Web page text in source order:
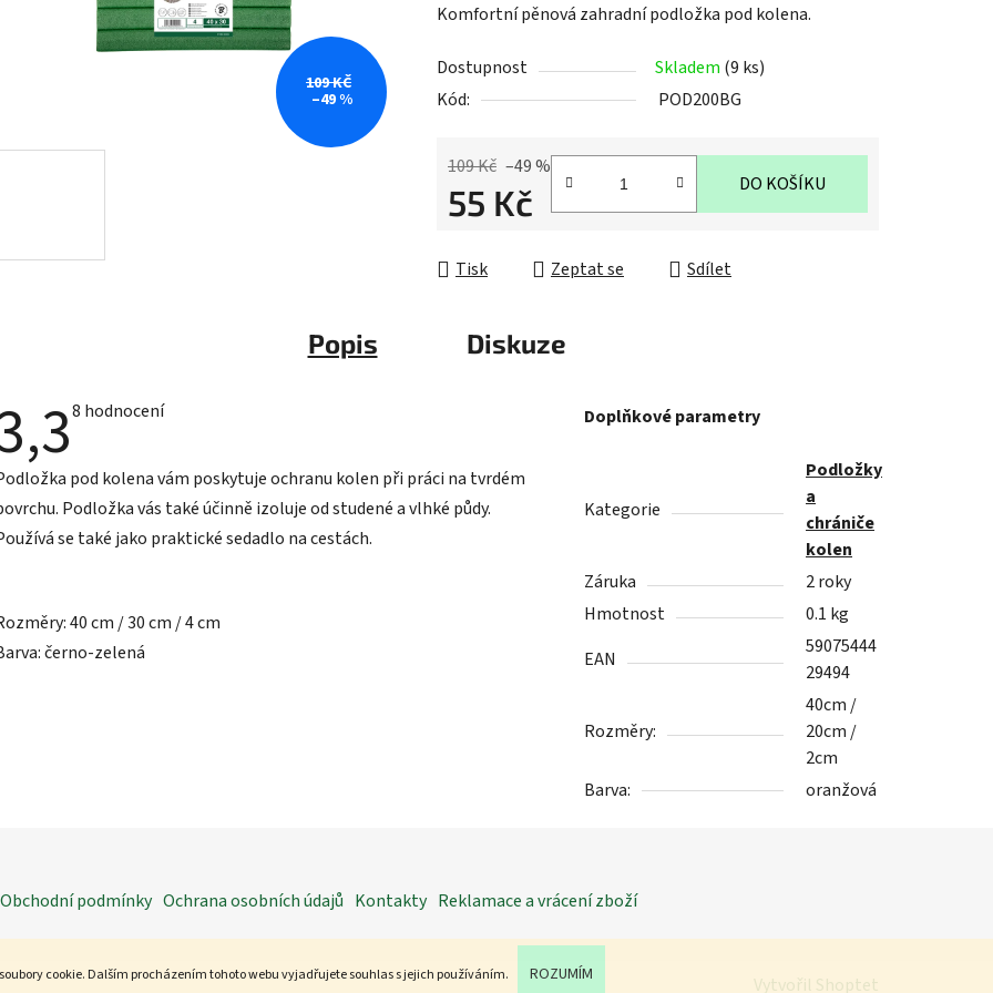
cookie. Dalším procházením tohoto webu vyjadřujete souhlas s jejich používáním. ROZUMÍM
je
z
5
Komfortní pěnová zahradní podložka pod kolena.
Dostupnost Skladem (9 ks)
Kód:
POD200BG
109 Kč –49 %
55 Kč DO KOŠÍKU
Tisk Zeptat se Sdílet
109 KČ
–49 %
Popis Diskuze
Průměrné
3,3
z
5
hvězdiček.
8 hodnocení
pod kolena vám poskytuje ochranu kolen při práci na tvrdém
Podložka vás také účinně izoluje od studené a vlhké půdy.
se také jako praktické sedadlo na cestách.
40 cm / 30 cm / 4 cm
černo-zelená
Doplňkové parametry
Kategorie
Podložky
a
chrániče
kolen
Záruka
2 roky
Hmotnost
0.1 kg
EAN
59075444
29494
Rozměry:
40cm /
20cm /
2cm
Barva:
oranžová
Obchodní podmínky Ochrana osobních údajů Kontakty Reklamace a vrácení zboží
Vytvořil Shoptet